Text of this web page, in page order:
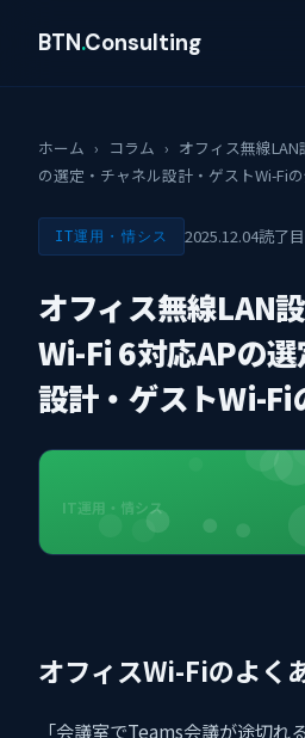
BTN.Consulting
ホーム › コラム › オフィス無線
の選定・チャネル設計・ゲストWi-Fi
IT運用・情シス 2025.12.04読了
オフィス無線LAN
Wi-Fi 6対応APの
設計・ゲストWi-Fi
IT運用・情シス
オフィスWi-Fiのよく
「会議室でTeams会議が途切